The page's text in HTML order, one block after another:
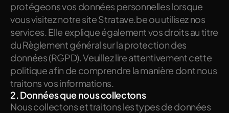
protégeons vos données personnelles lorsque
vous visitez notre site Stratave.be ou utilisez nos
services. Elle explique également vos droits au titre
du Règlement général sur la protection des
données (RGPD). Veuillez lire attentivement cette
politique afin de comprendre la manière dont nous
traitons vos informations.
2. Données que nous collectons
Nous collectons et traitons les types de données